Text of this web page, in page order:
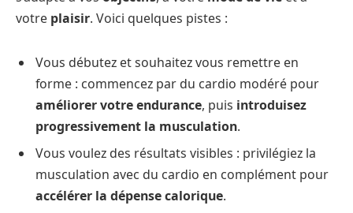
votre plaisir. Voici quelques pistes :
Vous débutez et souhaitez vous remettre en
forme : commencez par du cardio modéré pour
améliorer votre endurance, puis introduisez
progressivement la musculation.
Vous voulez des résultats visibles : privilégiez la
musculation avec du cardio en complément pour
accélérer la dépense calorique.